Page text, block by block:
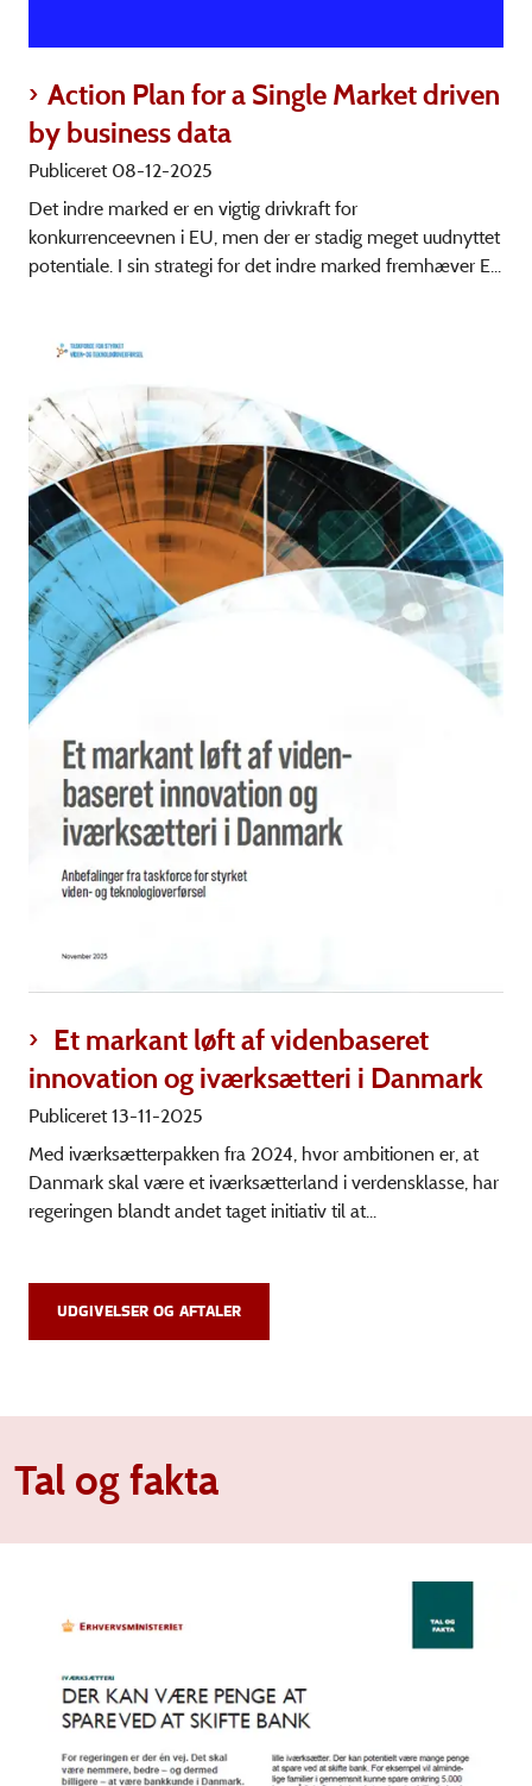
Action Plan for a Single Market driven
by business data
Publiceret 08-12-2025
Det indre marked er en vigtig drivkraft for
konkurrenceevnen i EU, men der er stadig meget uudnyttet
potentiale. I sin strategi for det indre marked fremhæver E...
Et markant løft af videnbaseret
innovation og iværksætteri i Danmark
Publiceret 13-11-2025
Med iværksætterpakken fra 2024, hvor ambitionen er, at
Danmark skal være et iværksætterland i verdensklasse, har
regeringen blandt andet taget initiativ til at...
UDGIVELSER OG AFTALER
Tal og fakta